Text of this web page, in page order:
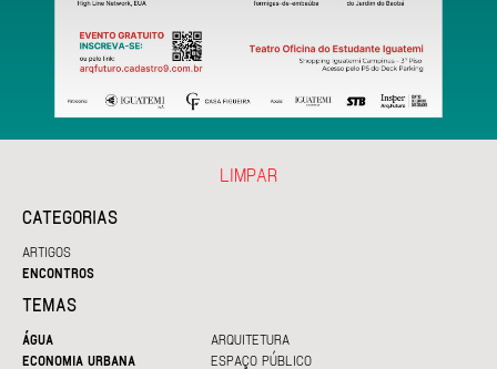
CATEGORIAS
ARTIGOS
ENCONTROS
TEMAS
ÁGUA
ARQUITETURA
ECONOMIA URBANA
ESPAÇO PÚBLICO
LIMPAR